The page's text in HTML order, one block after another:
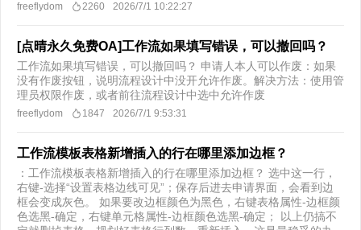
freeflydom 2260 2026/7/1 10:22:27
[点晴永久免费OA]工作流如果填写错误，可以撤回吗？
工作流如果填写错误，可以撤回吗？ 申请人本人可以作废：如果
没有作废按钮，说明流程设计中没开允许作废。解决方法：使用管
理员权限作废，或者前往流程设计中选中允许作废​
freeflydom 1847 2026/7/1 9:53:31
工作流模板表格新增插入的行在哪里添加边框？
​：工作流模板表格新增插入的行在哪里添加边框？ 选中这一行，
右键-选择“设置表格边线可见”；保存后进去申请界面，会看到边
框会变成灰色。 如果要改边框颜色为黑色，右键表格属性-边框颜
色选黑-确定，右键单元格属性-边框颜色选黑-确定； 以上仍搞不